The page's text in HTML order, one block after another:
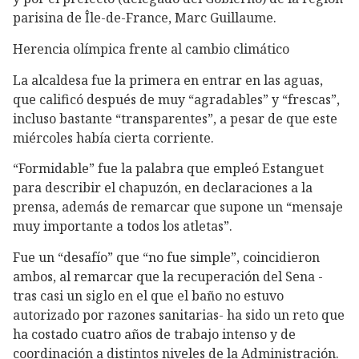
parisina de Île-de-France, Marc Guillaume.
Herencia olímpica frente al cambio climático
La alcaldesa fue la primera en entrar en las aguas,
que calificó después de muy “agradables” y “frescas”,
incluso bastante “transparentes”, a pesar de que este
miércoles había cierta corriente.
“Formidable” fue la palabra que empleó Estanguet
para describir el chapuzón, en declaraciones a la
prensa, además de remarcar que supone un “mensaje
muy importante a todos los atletas”.
Fue un “desafío” que “no fue simple”, coincidieron
ambos, al remarcar que la recuperación del Sena -
tras casi un siglo en el que el baño no estuvo
autorizado por razones sanitarias- ha sido un reto que
ha costado cuatro años de trabajo intenso y de
coordinación a distintos niveles de la Administración.